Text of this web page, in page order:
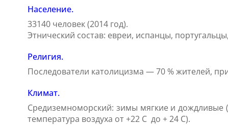
Население.
33140 человек (2014 год).
Этнический состав: евреи, испанцы,
Религия.
Последователи католицизма — 70 % жителей,
Климат.
Средиземноморский: зимы мягкие и дождливые
температура воздуха от +22 С до + 24 С).